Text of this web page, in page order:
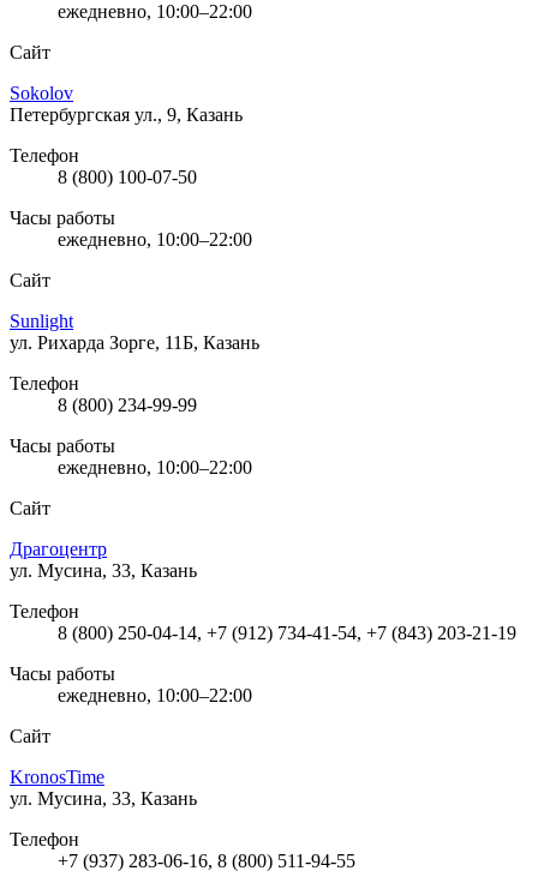
ежедневно, 10:00–22:00
Сайт
Sokolov
Петербургская ул., 9, Казань
Телефон
8 (800) 100-07-50
Часы работы
ежедневно, 10:00–22:00
Сайт
Sunlight
ул. Рихарда Зорге, 11Б, Казань
Телефон
8 (800) 234-99-99
Часы работы
ежедневно, 10:00–22:00
Сайт
Драгоцентр
ул. Мусина, 33, Казань
Телефон
8 (800) 250-04-14, +7 (912) 734-41-54, +7 (843) 203-21-19
Часы работы
ежедневно, 10:00–22:00
Сайт
KronosTime
ул. Мусина, 33, Казань
Телефон
+7 (937) 283-06-16, 8 (800) 511-94-55